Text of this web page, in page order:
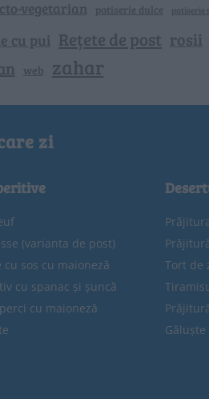
vegetarian patiserie dulce patiserie
cu pui Rețete de post rosii
web zahar
zi
(varianta de post)
sos cu maioneză
cu spanac și șuncă
cu maioneză
Tort de